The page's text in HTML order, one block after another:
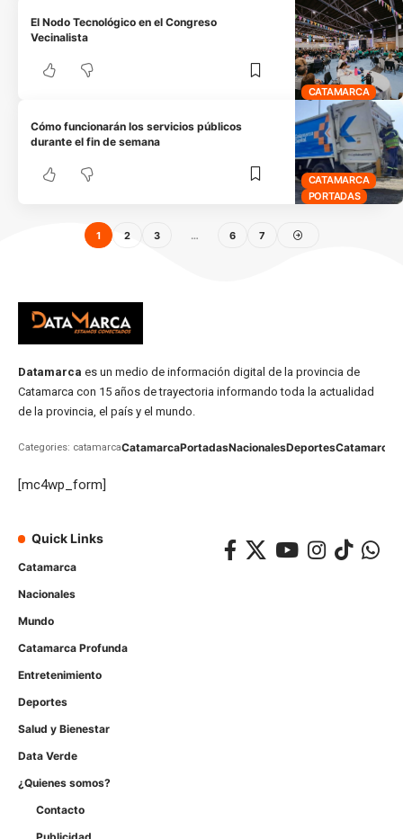
CATAMARCA
El Nodo Tecnológico en el Congreso
Vecinalista
CATAMARCA
PORTADAS
Cómo funcionarán los servicios públicos
durante el fin de semana
1 2 3 … 6 7
Datamarca es un medio de información digital de la provincia de
Catamarca con 15 años de trayectoria informando toda la actualidad
de la provincia, el país y el mundo.
Categories: catamarcaCatamarcaPortadasNacionalesDeportesCatamarca
[mc4wp_form]
Quick Links
Catamarca
Nacionales
Mundo
Catamarca Profunda
Entretenimiento
Deportes
Salud y Bienestar
Data Verde
¿Quienes somos?
Contacto